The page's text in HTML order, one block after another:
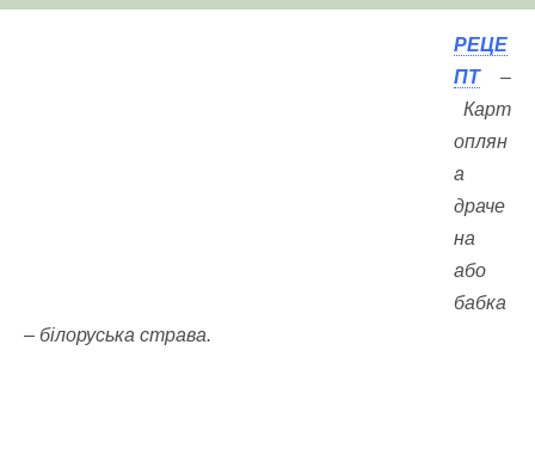
РЕЦЕ
ПТ–
Карт
оплян
а
драче
на
або
бабка
– білоруська страва.